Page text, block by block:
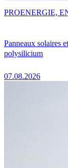
Panneaux solaires
polysilicium
07.08.2026
PROENERGIE,